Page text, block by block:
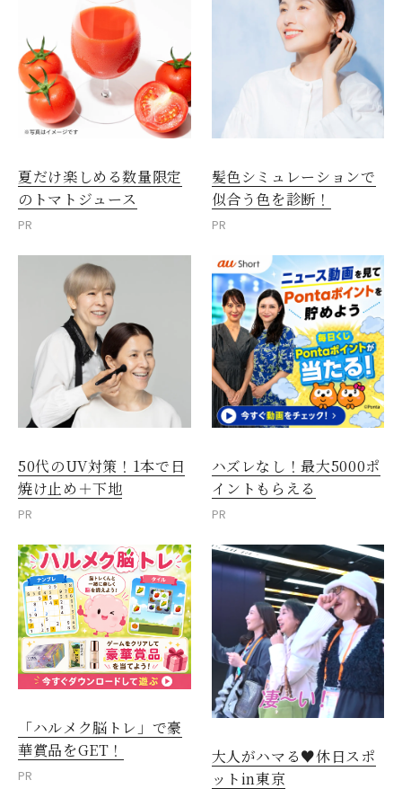
夏だけ楽しめる数量限定
のトマトジュース
PR
髪色シミュレーションで
似合う色を診断！
PR
50代のUV対策！1本で日
焼け止め＋下地
PR
ハズレなし！最大5000ポ
イントもらえる
PR
「ハルメク脳トレ」で豪
華賞品をGET！
PR
大人がハマる♥休日スポ
ットin東京